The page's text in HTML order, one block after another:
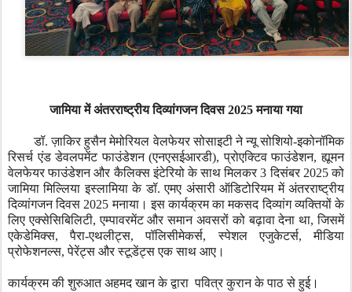
जामिया में अंतरराष्ट्रीय दिव्यांगजन दिवस 2025 मनाया गया
डॉ. ज़ाकिर हुसैन मेमोरियल वेलफेयर सोसाइटी ने न्यू सोशियो-इकोनॉमिक
रिसर्च एंड डेवलपमेंट फाउंडेशन (एनएसईआरडी),प्रोएक्टिव फाउंडेशन,ह्यूमन
वेलफेयर फाउंडेशन और कैलिक्स इंटेरियो के साथ मिलकर 3 दिसंबर 2025 को
जामिया मिल्लिया इस्लामिया के डॉ. एमए अंसारी ऑडिटोरियम में अंतरराष्ट्रीय
दिव्यांगजन दिवस 2025 मनाया। इस कार्यक्रम का मकसद दिव्यांग व्यक्तियों के
लिए एक्सेसिबिलिटी,एम्पावरमेंट और समान अवसरों को बढ़ावा देना था,जिसमें
एकेडेमिक्स,पैरा-एथलीट्स,पॉलिसीमेकर्स,स्पेशल एजुकेटर्स,मीडिया
प्रोफेशनल्स,पेरेंट्स और स्टूडेंट्स एक साथ आए।
कार्यक्रम की शुरुआत अहमद खान के द्वारा पवित्र कुरान के पाठ से हुई।